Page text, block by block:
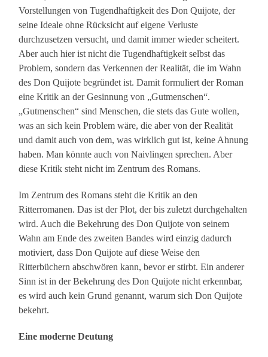
Vorstellungen von Tugendhaftigkeit des Don Quijote, der
seine Ideale ohne Rücksicht auf eigene Verluste
durchzusetzen versucht, und damit immer wieder scheitert.
Aber auch hier ist nicht die Tugendhaftigkeit selbst das
Problem, sondern das Verkennen der Realität, die im Wahn
des Don Quijote begründet ist. Damit formuliert der Roman
eine Kritik an der Gesinnung von „Gutmenschen“.
„Gutmenschen“ sind Menschen, die stets das Gute wollen,
was an sich kein Problem wäre, die aber von der Realität
und damit auch von dem, was wirklich gut ist, keine Ahnung
haben. Man könnte auch von Naivlingen sprechen. Aber
diese Kritik steht nicht im Zentrum des Romans.
Im Zentrum des Romans steht die Kritik an den
Ritterromanen. Das ist der Plot, der bis zuletzt durchgehalten
wird. Auch die Bekehrung des Don Quijote von seinem
Wahn am Ende des zweiten Bandes wird einzig dadurch
motiviert, dass Don Quijote auf diese Weise den
Ritterbüchern abschwören kann, bevor er stirbt. Ein anderer
Sinn ist in der Bekehrung des Don Quijote nicht erkennbar,
es wird auch kein Grund genannt, warum sich Don Quijote
bekehrt.
Eine moderne Deutung